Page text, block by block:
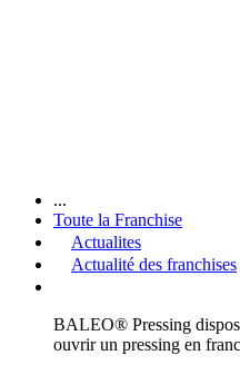
...
Toute la Franchise
Actualites
Actualité des franchises
BALEO® Pressing
ouvrir un pressing en